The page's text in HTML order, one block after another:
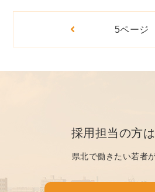
5ページ
採用担当の方
県北で働きたい若者